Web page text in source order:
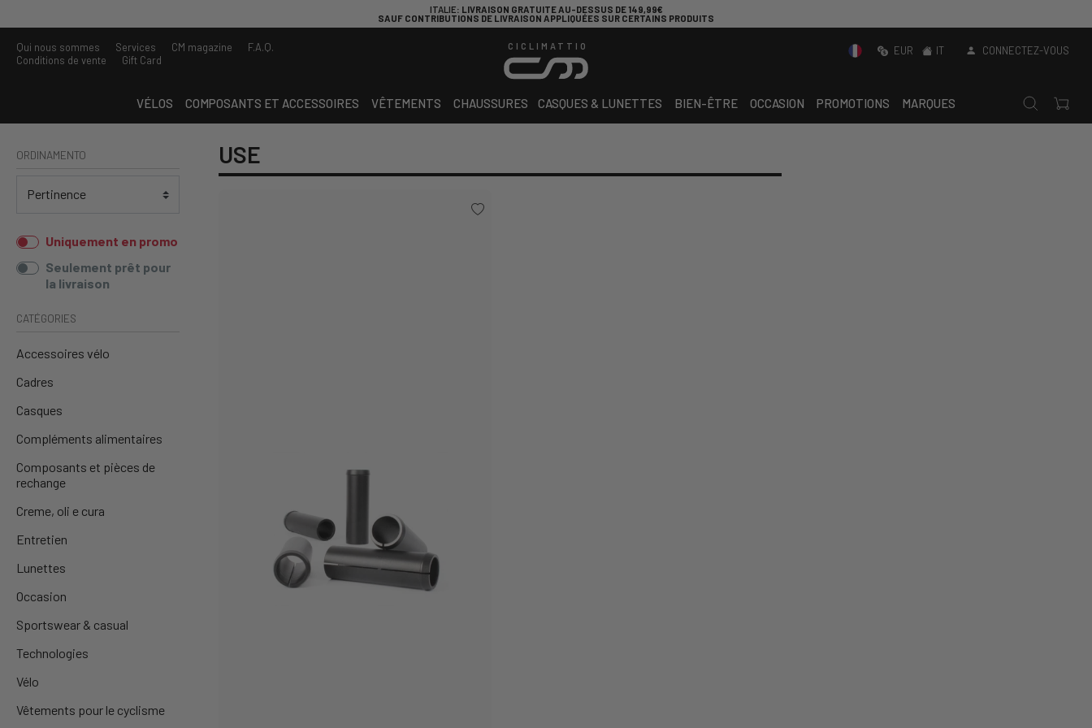
ITALIE: LIVRAISON GRATUITE AU-DESSUS DE 149,99€
SAUF CONTRIBUTIONS DE LIVRAISON APPLIQUÉES SUR CERTAINS PRODUITS
Qui nous sommes Services CM magazine
F.A.Q.
Conditions de vente
Gift Card
CICLIMATTIO EUR IT CONNECTEZ-VOUS
VÉLOS COMPOSANTS ET ACCESSOIRES VÊTEMENTS CHAUSSURES CASQUES & LUNETTES BIEN-ÊTRE OCCASION PROMOTIONS MARQUES
ORDINAMENTO
Uniquement en promo
Seulement prêt pour
la livraison
CATÉGORIES
Accessoires vélo
Cadres
Casques
Compléments alimentaires
Composants et pièces de
rechange
Creme, oli e cura
Entretien
Lunettes
Occasion
Sportswear & casual
Technologies
Vélo
Vêtements pour le cyclisme
USE